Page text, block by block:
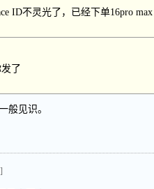
ID不灵光了，已经下单16pro
了
般见识。